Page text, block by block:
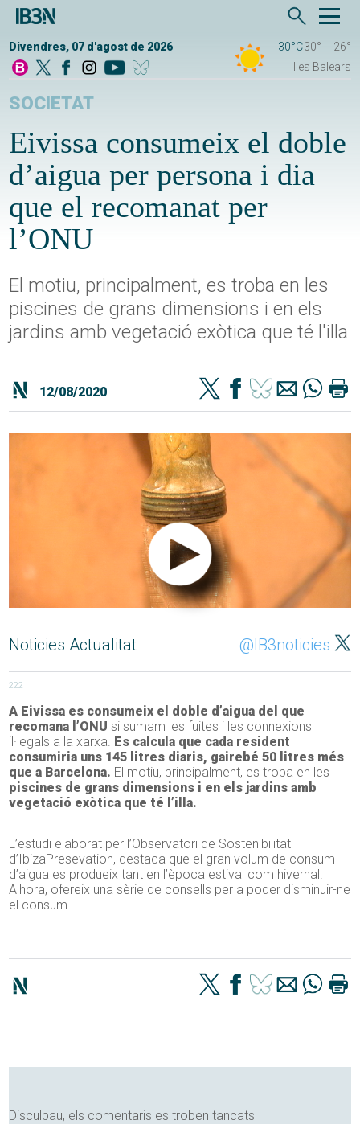
Divendres, 07 d'agost de 2026 30°C30°
26°
Illes Balears
SOCIETAT
Eivissa consumeix el doble
d’aigua per persona i dia
que el recomanat per
l’ONU
El motiu, principalment, es troba en les
piscines de grans dimensions i en els
jardins amb vegetació exòtica que té l'illa
12/08/2020
Noticies Actualitat @IB3noticies
222
A Eivissa es consumeix el doble d’aigua del que
recomana l’ONU si sumam les fuites i les connexions
il·legals a la xarxa. Es calcula que cada resident
consumiria uns 145 litres diaris, gairebé 50 litres més
que a Barcelona. El motiu, principalment, es troba en les
piscines de grans dimensions i en els jardins amb
vegetació exòtica que té l’illa.
L’estudi elaborat per l’Observatori de Sostenibilitat
d’IbizaPresevation, destaca que el gran volum de consum
d’aigua es produeix tant en l’època estival com hivernal.
Alhora, ofereix una sèrie de consells per a poder disminuir-ne
el consum.
Disculpau, els comentaris es troben tancats